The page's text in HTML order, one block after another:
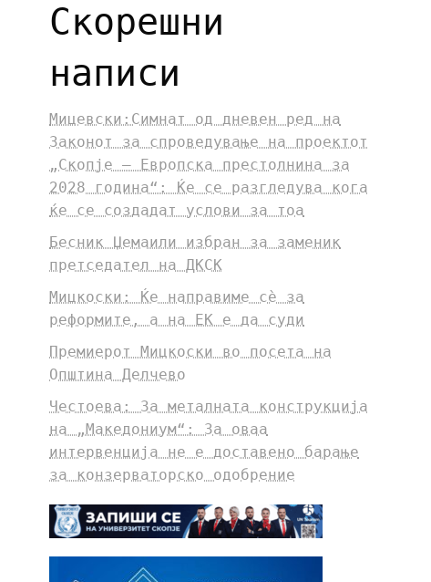
Скорешни
написи
Мицевски:Симнат од дневен ред на
Законот за спроведување на проектот
„Скопје – Европска престолнина за
2028 година“: Ќе се разгледува кога
ќе се создадат услови за тоа
Бесник Џемаили избран за заменик
претседател на ДКСК
Мицкоски: Ќе направиме сè за
реформите, а на ЕК е да суди
Премиерот Мицкоски во посета на
Општина Делчево
Честоева: За металната конструкција
на „Македониум“: За оваа
интервенција не е доставено барање
за конзерваторско одобрение